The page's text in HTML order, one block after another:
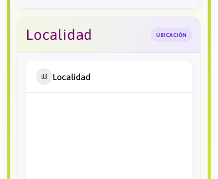
Localidad UBICACIÓN
Localidad